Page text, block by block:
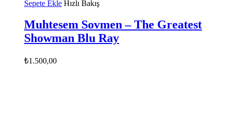
Sepete Ekle Hızlı Bakış
Muhtesem Sovmen – The Greatest
Showman Blu Ray
₺1.500,00